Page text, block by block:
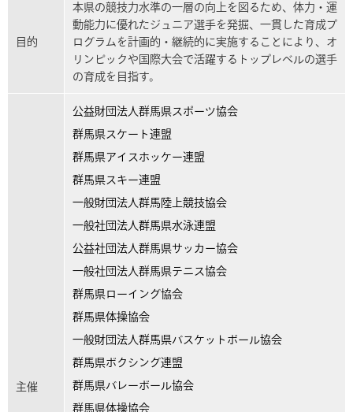
目的
本県の競技力水準の一層の向上を図るため、体力・運
動能力に優れたジュニア選手を発掘、一貫した育成プ
ログラムを計画的・継続的に実施することにより、オ
リンピックや国際大会で活躍するトップレベルの選手
の育成を目指す。
主催
公益財団法人群馬県スポーツ協会
群馬県スケート連盟
群馬県アイスホッケー連盟
群馬県スキー連盟
一般財団法人群馬陸上競技協会
一般社団法人群馬県水泳連盟
公益社団法人群馬県サッカー協会
一般社団法人群馬県テニス協会
群馬県ローイング協会
群馬県体操協会
一般財団法人群馬県バスケットボール協会
群馬県ボクシング連盟
群馬県バレーボール協会
群馬県体操協会